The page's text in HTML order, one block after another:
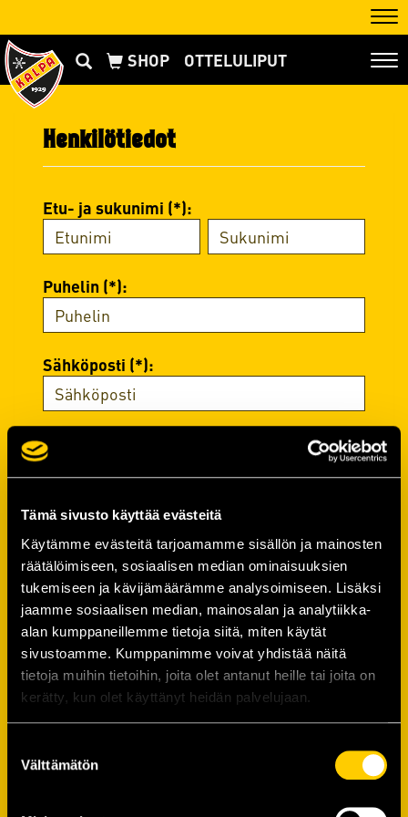
Tämä sivusto käyttää evästeitä
Käytämme evästeitä tarjoamamme sisällön ja mainosten
räätälöimiseen, sosiaalisen median ominaisuuksien
tukemiseen ja kävijämäärämme analysoimiseen. Lisäksi
jaamme sosiaalisen median, mainosalan ja analytiikka-
alan kumppaneillemme tietoja siitä, miten käytät
sivustoamme. Kumppanimme voivat yhdistää näitä
tietoja muihin tietoihin, joita olet antanut heille tai joita on
kerätty, kun olet käyttänyt heidän palvelujaan.
valinta
Välttämätön
OTTELULIPUT
Henkilötiedot
Etu- ja sukunimi (*):
Puhelin (*):
Sähköposti (*):
Salasana
Salasana (*):
Vahvista salasana (*):
Yhteystiedot
Katuosoite (*):